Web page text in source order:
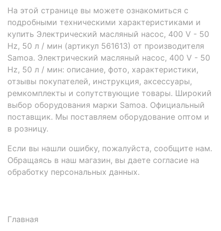
На этой странице вы можете ознакомиться с
подробными техническими характеристиками и
купить Электрический масляный насос, 400 V - 50
Hz, 50 л / мин (артикул 561613) от производителя
Samoa. Электрический масляный насос, 400 V - 50
Hz, 50 л / мин: описание, фото, характеристики,
отзывы покупателей, инструкция, аксессуары,
ремкомплекты и сопутствующие товары. Широкий
выбор оборудования марки Samoa. Официальный
поставщик. Мы поставляем оборудование оптом и
в розницу.
Если вы нашли ошибку, пожалуйста, сообщите нам.
Обращаясь в наш магазин, вы даете согласие на
обработку персональных данных.
Главная